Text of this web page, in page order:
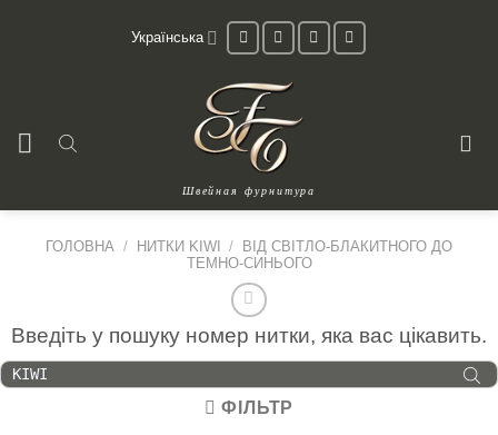
Українська
Швейная фурнитура
ГОЛОВНА / НИТКИ KIWI /
ВІД СВІТЛО-БЛАКИТНОГО ДО
ТЕМНО-СИНЬОГО
Введіть у пошуку номер нитки, яка вас цікавить.
Products
search
ФІЛЬТР